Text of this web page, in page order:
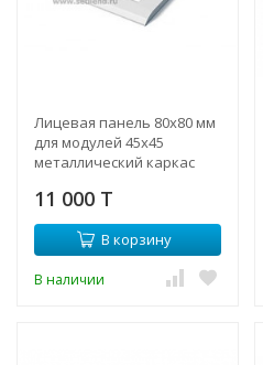
Лицевая панель 80х80 мм
для модулей 45x45
металлический каркас
11 000 T
В корзину
В наличии